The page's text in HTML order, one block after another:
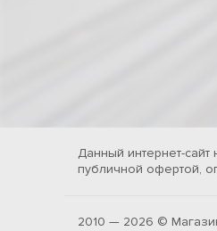
Данный интернет-
публичной офертой,
2010 — 2026 ©